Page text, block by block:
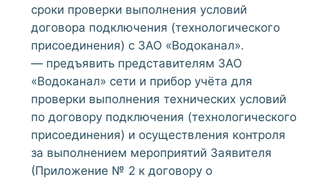
сроки проверки выполнения условий
договора подключения (технологического
присоединения) с ЗАО «Водоканал».
— предъявить представителям ЗАО
«Водоканал» сети и прибор учёта для
проверки выполнения технических условий
по договору подключения (технологического
присоединения) и осуществления контроля
за выполнением мероприятий Заявителя
(Приложение № 2 к договору о